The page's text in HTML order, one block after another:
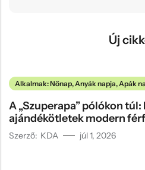
Új
Alkalmak: Nőnap, Anyák napja, Apák
A „Szuperapa” pólókon
ajándékötletek modern
Szerző: KDA júl 1, 2026